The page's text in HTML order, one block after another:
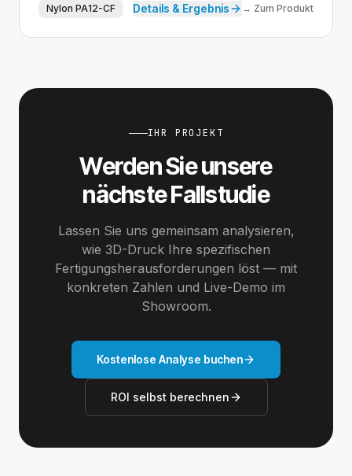
Nylon PA12-CF Details & Ergebnis → Zum Produkt
IHR PROJEKT
Werden Sie unsere
nächste Fallstudie
Lassen Sie uns gemeinsam analysieren,
wie 3D-Druck Ihre spezifischen
Fertigungsherausforderungen löst — mit
konkreten Zahlen und Live-Demo im
Showroom.
Kostenlose Analyse buchen
ROI selbst berechnen